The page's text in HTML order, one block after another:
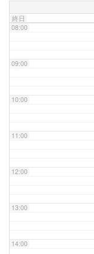
終日
08:00
09:00
10:00
11:00
12:00
13:00
14:00